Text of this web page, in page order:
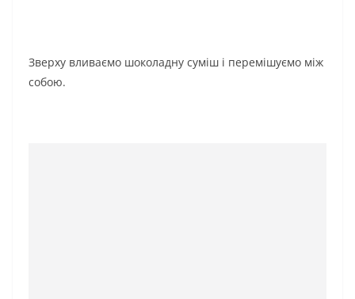
Зверху вливаємо шоколадну суміш і перемішуємо між
собою.